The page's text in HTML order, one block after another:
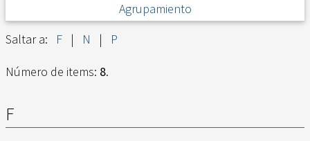
Agrupamiento
Saltar a:
F | N | P
Número de items: 8.
F